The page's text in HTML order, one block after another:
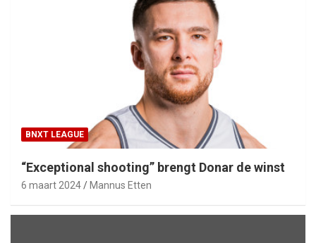
BNXT LEAGUE
“Exceptional shooting” brengt Donar de winst
6 maart 2024 Mannus Etten